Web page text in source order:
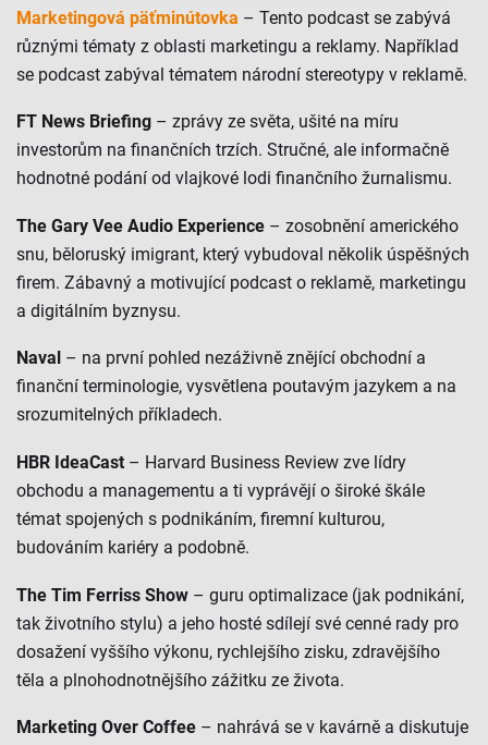
Marketingová päťminútovka – Tento podcast se zabývá
různými tématy z oblasti marketingu a reklamy. Například
se podcast zabýval tématem národní stereotypy v reklamě.
FT News Briefing – zprávy ze světa, ušité na míru
investorům na finančních trzích. Stručné, ale informačně
hodnotné podání od vlajkové lodi finančního žurnalismu.
The Gary Vee Audio Experience – zosobnění amerického
snu, běloruský imigrant, který vybudoval několik úspěšných
firem. Zábavný a motivující podcast o reklamě, marketingu
a digitálním byznysu.
Naval – na první pohled nezáživně znějící obchodní a
finanční terminologie, vysvětlena poutavým jazykem a na
srozumitelných příkladech.
HBR IdeaCast – Harvard Business Review zve lídry
obchodu a managementu a ti vyprávějí o široké škále
témat spojených s podnikáním, firemní kulturou,
budováním kariéry a podobně.
The Tim Ferriss Show – guru optimalizace (jak podnikání,
tak životního stylu) a jeho hosté sdílejí své cenné rady pro
dosažení vyššího výkonu, rychlejšího zisku, zdravějšího
těla a plnohodnotnějšího zážitku ze života.
Marketing Over Coffee – nahrává se v kavárně a diskutuje